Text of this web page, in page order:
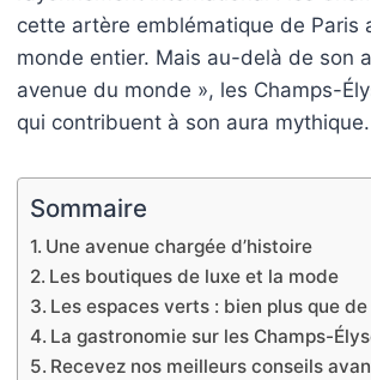
cette artère emblématique de Paris
monde entier. Mais au-delà de son
avenue du monde », les Champs-
qui contribuent à son aura mythique.
Sommaire
Une avenue chargée d’histoire
Les boutiques de luxe et la mode
Les espaces verts : bien plus que
La gastronomie sur les Champs-
Recevez nos meilleurs conseils